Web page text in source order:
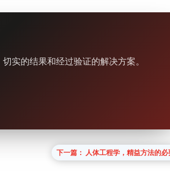
实的结果和经过验证的解决方案。
下一篇： 人体工程学，精益方法的必